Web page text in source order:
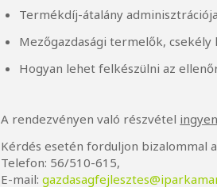
Termékdíj-átalány
Mezőgazdasági termelők,
Hogyan lehet felkészülni az
A rendezvényen való részvétel
Kérdés esetén forduljon bizalommal
Telefon: 56/510-615,
E-mail: